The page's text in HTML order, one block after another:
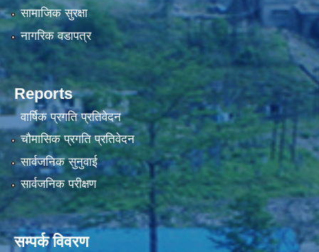
सामाजिक सुरक्षा
नागरिक वडापत्र
Reports
वार्षिक प्रगति प्रतिवेदन
चौमासिक प्रगति प्रतिवेदन
सार्वजनिक सुनुवाई
सार्वजनिक परीक्षण
सम्पर्क विवरण